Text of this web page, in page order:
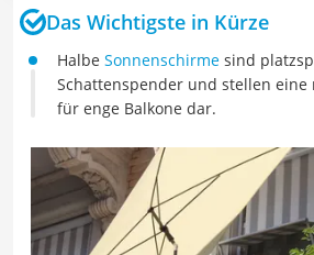
Das Wichtigste in Kürze
Halbe Sonnenschirme sind
Schattenspender und stellen
für enge Balkone dar.